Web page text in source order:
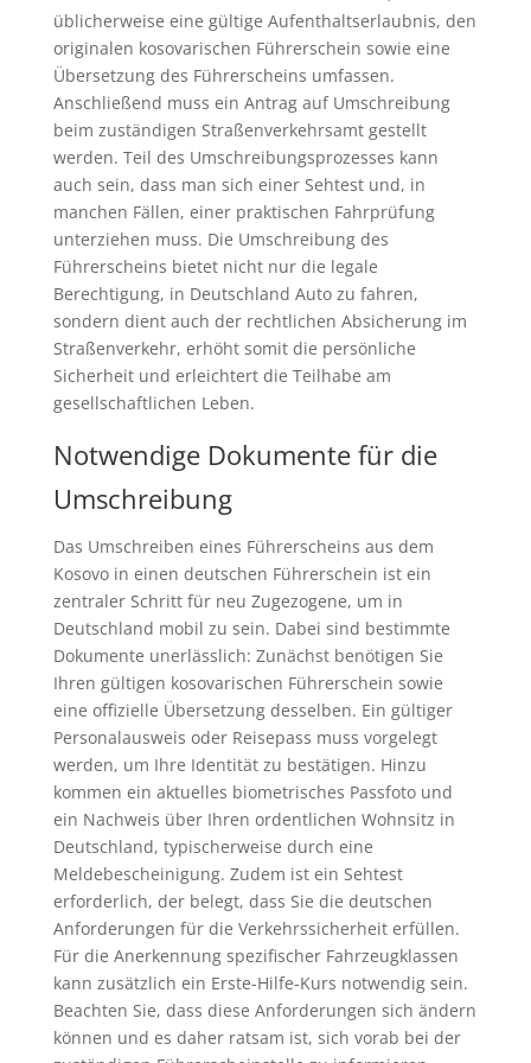
üblicherweise eine gültige Aufenthaltserlaubnis, den
originalen kosovarischen Führerschein sowie eine
Übersetzung des Führerscheins umfassen.
Anschließend muss ein Antrag auf Umschreibung
beim zuständigen Straßenverkehrsamt gestellt
werden. Teil des Umschreibungsprozesses kann
auch sein, dass man sich einer Sehtest und, in
manchen Fällen, einer praktischen Fahrprüfung
unterziehen muss. Die Umschreibung des
Führerscheins bietet nicht nur die legale
Berechtigung, in Deutschland Auto zu fahren,
sondern dient auch der rechtlichen Absicherung im
Straßenverkehr, erhöht somit die persönliche
Sicherheit und erleichtert die Teilhabe am
gesellschaftlichen Leben.
Notwendige Dokumente für die
Umschreibung
Das Umschreiben eines Führerscheins aus dem
Kosovo in einen deutschen Führerschein ist ein
zentraler Schritt für neu Zugezogene, um in
Deutschland mobil zu sein. Dabei sind bestimmte
Dokumente unerlässlich: Zunächst benötigen Sie
Ihren gültigen kosovarischen Führerschein sowie
eine offizielle Übersetzung desselben. Ein gültiger
Personalausweis oder Reisepass muss vorgelegt
werden, um Ihre Identität zu bestätigen. Hinzu
kommen ein aktuelles biometrisches Passfoto und
ein Nachweis über Ihren ordentlichen Wohnsitz in
Deutschland, typischerweise durch eine
Meldebescheinigung. Zudem ist ein Sehtest
erforderlich, der belegt, dass Sie die deutschen
Anforderungen für die Verkehrssicherheit erfüllen.
Für die Anerkennung spezifischer Fahrzeugklassen
kann zusätzlich ein Erste-Hilfe-Kurs notwendig sein.
Beachten Sie, dass diese Anforderungen sich ändern
können und es daher ratsam ist, sich vorab bei der